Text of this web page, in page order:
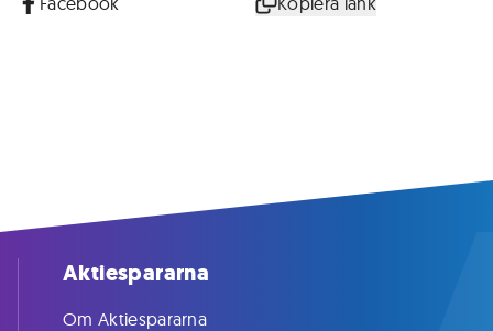
Aktiespararna
Om Aktiespararna